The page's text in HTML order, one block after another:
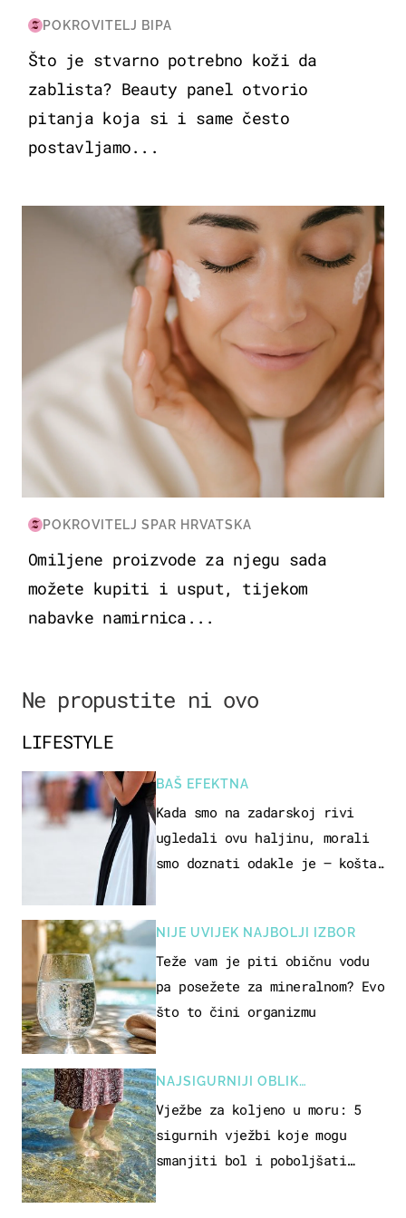
POKROVITELJ BIPA
Što je stvarno potrebno koži da
zablista? Beauty panel otvorio
pitanja koja si i same često
postavljamo...
MODA & LJEPOTA
POKROVITELJ SPAR HRVATSKA
Omiljene proizvode za njegu sada
možete kupiti i usput, tijekom
nabavke namirnica...
Ne propustite ni ovo
LIFESTYLE
BAŠ EFEKTNA
Kada smo na zadarskoj rivi
ugledali ovu haljinu, morali
smo doznati odakle je – košta
NIJE UVIJEK NAJBOLJI IZBOR
Teže vam je piti običnu vodu
pa posežete za mineralnom? Evo
što to čini organizmu
NAJSIGURNIJI OBLIK
REKREACIJE
Vježbe za koljeno u moru: 5
sigurnih vježbi koje mogu
smanjiti bol i poboljšati